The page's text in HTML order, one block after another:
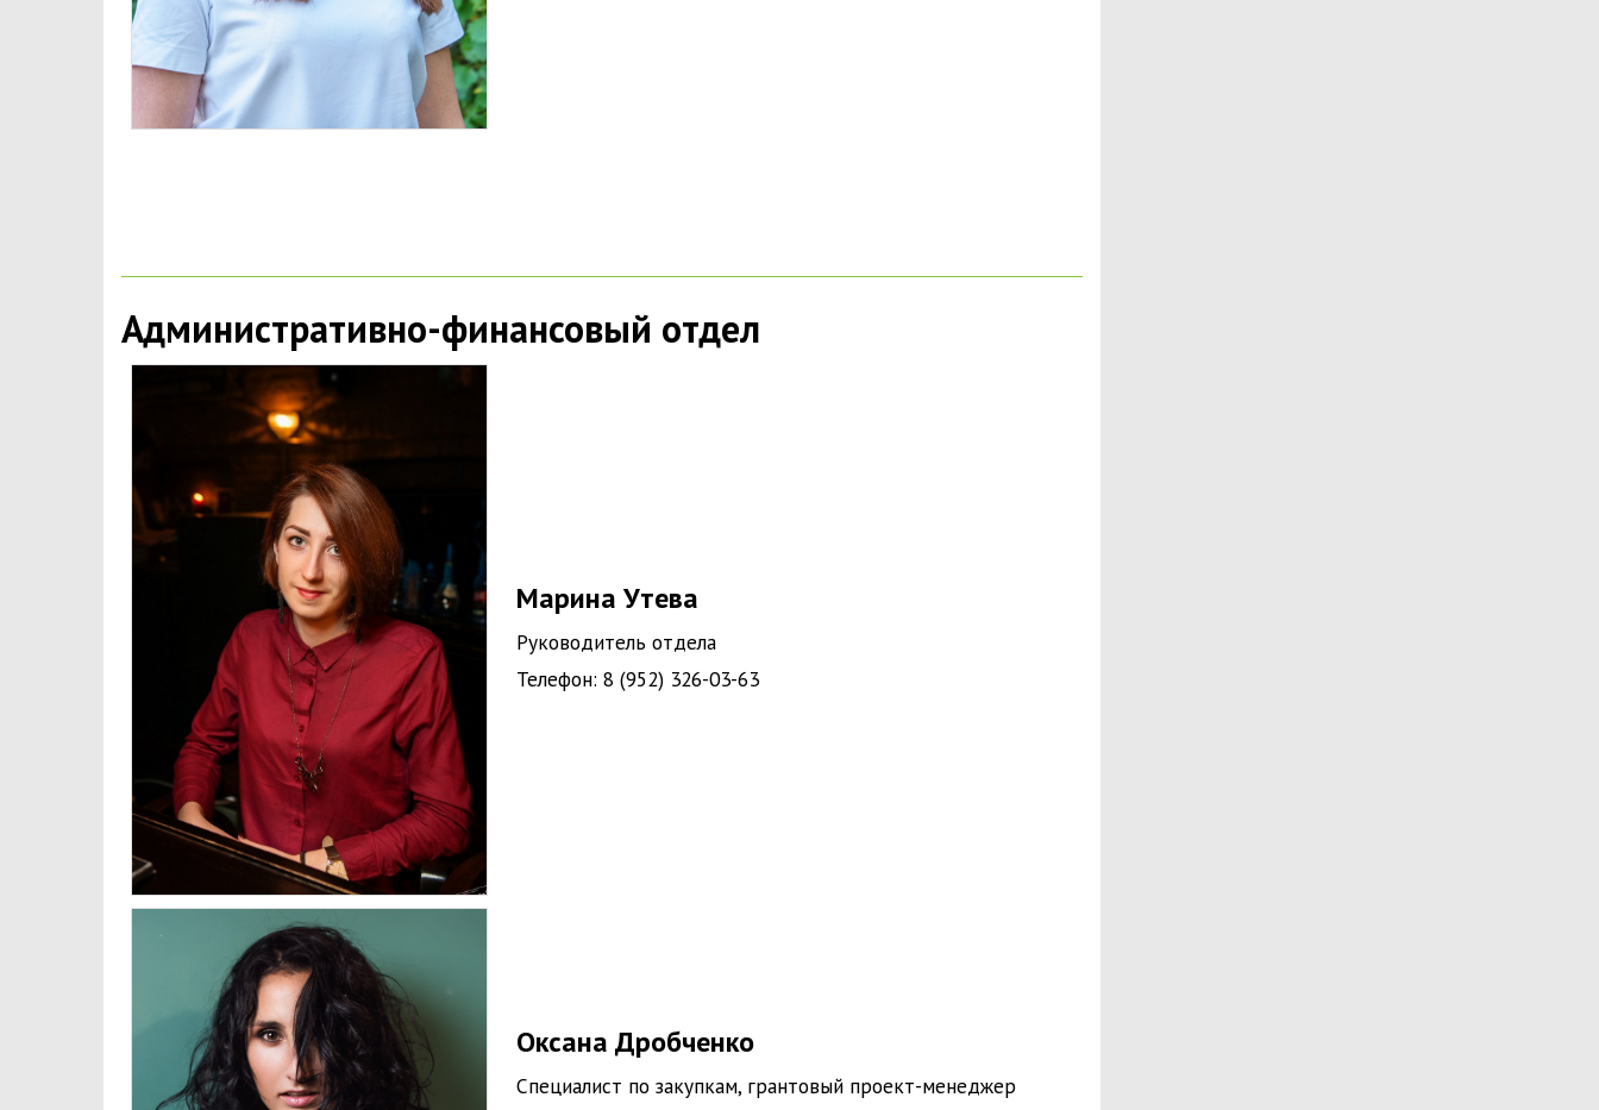
Административно-финансовый отдел
Марина Утева
Руководитель отдела
Телефон: 8 (952) 326-03-63
Оксана Дробченко
Специалист по закупкам, грантовый проект-менеджер